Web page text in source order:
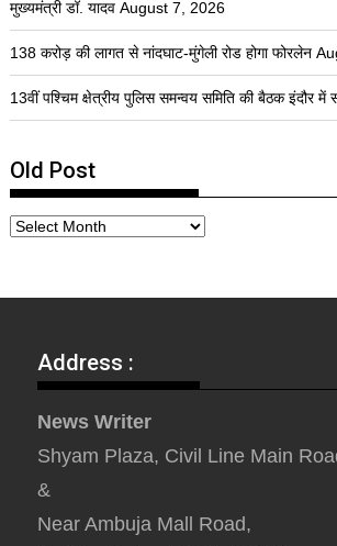
मुख्यमंत्री डॉ. यादव August 7, 2026
138 करोड़ की लागत से नांदघाट-मुंगेली रोड होगा फोरलेन
13वीं पश्चिम क्षेत्रीय पुलिस समन्वय समिति की बैठक इंदौर में
Old Post
Address :
News Writer
Shyam Plaza, Civil Line Main
&
Near Ambuja Mall Road,